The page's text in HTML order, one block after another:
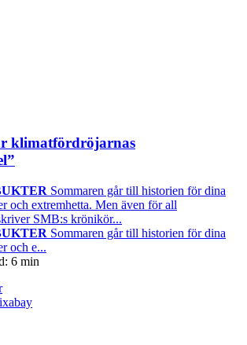
klimatfördröjarnas
Sommaren går till historien för dina
och extremhetta. Men även för all
SMB:s krönikör...
Sommaren går till historien för dina
och e...
6 min